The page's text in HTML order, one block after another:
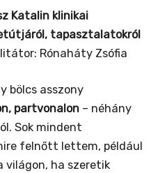
Katalin klinikai
tapasztalatokról
Rónaháty Zsófia
bölcs asszony
partvonalon – néhány
Sok mindent
felnőtt lettem, például
világon, ha szeretik